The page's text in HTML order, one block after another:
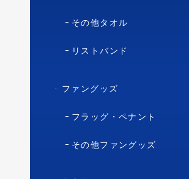
その他タオル
リストバンド
ファングッズ
フラッグ・ペナント
その他ファングッズ